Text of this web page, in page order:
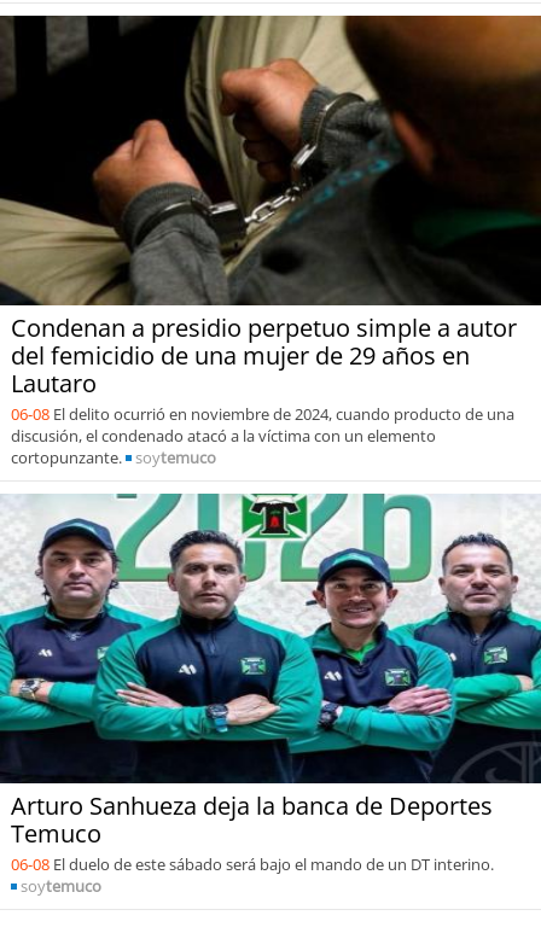
Condenan a presidio perpetuo simple a autor
del femicidio de una mujer de 29 años en
Lautaro
06-08 El delito ocurrió en noviembre de 2024, cuando producto de una
discusión, el condenado atacó a la víctima con un elemento
cortopunzante.
soytemuco
Arturo Sanhueza deja la banca de Deportes
Temuco
06-08 El duelo de este sábado será bajo el mando de un DT interino.
soytemuco